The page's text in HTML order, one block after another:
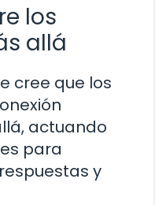
los
allá
cree que los
actuando
para
y